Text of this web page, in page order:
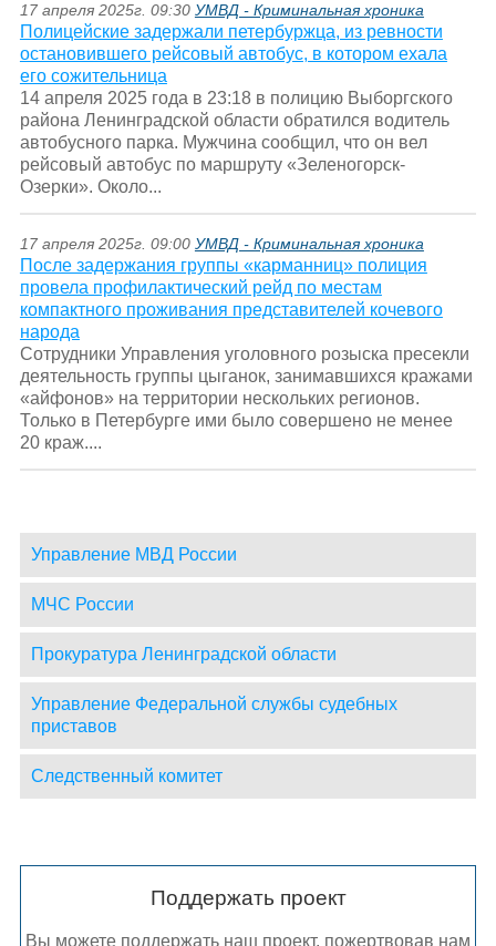
17 апреля 2025г. 09:30 УМВД - Криминальная хроника
Полицейские задержали петербуржца, из ревности
остановившего рейсовый автобус, в котором ехала
его сожительница
14 апреля 2025 года в 23:18 в полицию Выборгского
района Ленинградской области обратился водитель
автобусного парка. Мужчина сообщил, что он вел
рейсовый автобус по маршруту «Зеленогорск-
Озерки». Около...
17 апреля 2025г. 09:00 УМВД - Криминальная хроника
После задержания группы «карманниц» полиция
провела профилактический рейд по местам
компактного проживания представителей кочевого
народа
Сотрудники Управления уголовного розыска пресекли
деятельность группы цыганок, занимавшихся кражами
«айфонов» на территории нескольких регионов.
Только в Петербурге ими было совершено не менее
20 краж....
Управление МВД России
МЧС России
Прокуратура Ленинградской области
Управление Федеральной службы судебных
приставов
Следственный комитет
Поддержать проект
Вы можете поддержать наш проект, пожертвовав нам